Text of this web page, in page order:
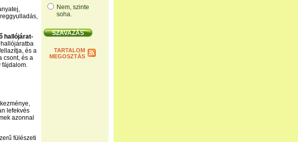
Nem, szinte
soha.
TARTALOM
MEGOSZTÁS
hallójárat-
és a
csont, és a
fájdalom.
lefekvés
azonnal
fülészeti